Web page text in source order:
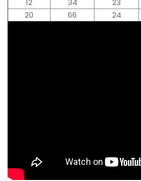
20
66 24